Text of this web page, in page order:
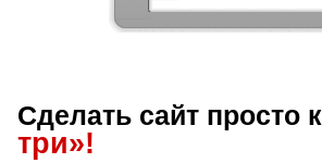
Сделать сайт просто
три»!